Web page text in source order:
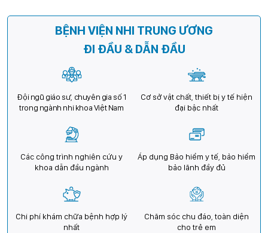
BỆNH VIỆN NHI TRUNG ƯƠNG
ĐI ĐẦU & DẪN ĐẦU
Đội ngũ giáo sư, chuyên gia số 1
trong ngành nhi khoa Việt Nam
Cơ sở vật chất, thiết bị y tế hiện
đại bậc nhất
Các công trình nghiên cứu y
khoa dẫn đầu ngành
Áp dụng Bảo hiểm y tế, bảo hiểm
bảo lãnh đầy đủ
Chi phí khám chữa bệnh hợp lý
nhất
Chăm sóc chu đáo, toàn diện
cho trẻ em